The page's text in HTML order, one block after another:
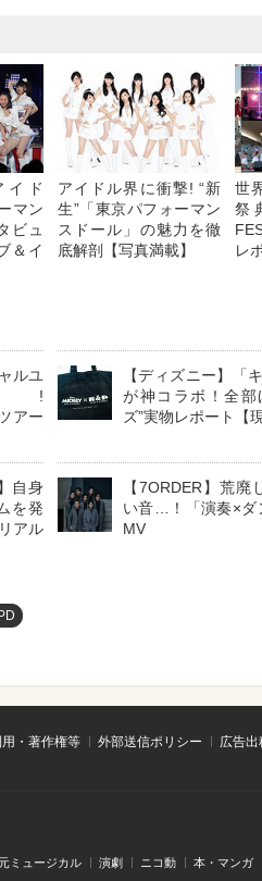
ド
マン
ビュ
＆イ
アイドル界に衝撃! “新
生”「東京パフォーマン
スドール」の魅力を徹
底解剖【写真満載】
世
祭
レ
ルユ
!
アー
【ディズニー】「
が神コラボ！全部
ズ”実物レポート【
自身
を発
アル
【7ORDER】荒
い音…！「演奏×ダ
MV
・著作権等 外部送信ポリシー
広告
ミュージカル 演劇 ニコ動 本・マンガ